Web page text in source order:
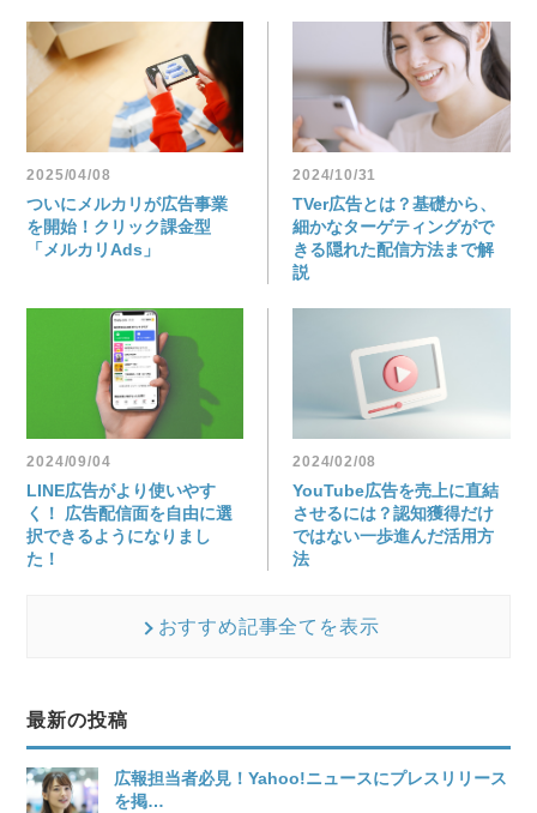
2025/04/08
ついにメルカリが広告事業
を開始！クリック課金型
「メルカリAds」
2024/10/31
TVer広告とは？基礎から、
細かなターゲティングがで
きる隠れた配信方法まで解
説
2024/09/04
LINE広告がより使いやす
く！ 広告配信面を自由に選
択できるようになりまし
た！
2024/02/08
YouTube広告を売上に直結
させるには？認知獲得だけ
ではない一歩進んだ活用方
法
おすすめ記事全てを表示
最新の投稿
広報担当者必見！Yahoo!ニュースにプレスリリース
を掲…